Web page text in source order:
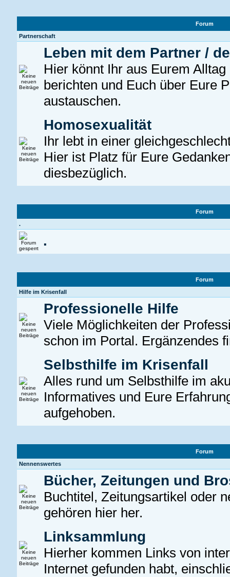
Forum
Partnerschaft
Leben mit dem Partner /
Hier könnt Ihr aus Eurem
berichten und Euch über Eure
austauschen.
Homosexualität
Ihr lebt in einer
Hier ist Platz für Eure
diesbezüglich.
Forum
.
.
Forum
Hilfe im Krisenfall
Professionelle Hilfe
Viele Möglichkeiten der
schon im Portal. Ergänzendes
Selbsthilfe im Krisenfall
Alles rund um Selbsthilfe im
Informatives und Eure
aufgehoben.
Forum
Nennenswertes
Bücher, Zeitungen und
Buchtitel, Zeitungsartikel oder
gehören hier her.
Linksammlung
Hierher kommen Links von
Internet gefunden habt,